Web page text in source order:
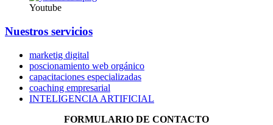
Youtube
Nuestros servicios
marketig digital
poscionamiento web orgánico
capacitaciones especializadas
coaching empresarial
INTELIGENCIA ARTIFICIAL
FORMULARIO DE CONTACTO